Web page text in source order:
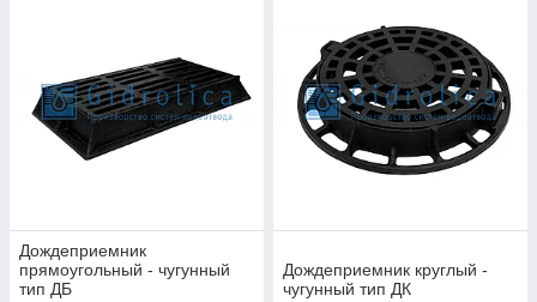
Дождеприемник
прямоугольный - чугунный
тип ДБ
Дождеприемник круглый -
чугунный тип ДК